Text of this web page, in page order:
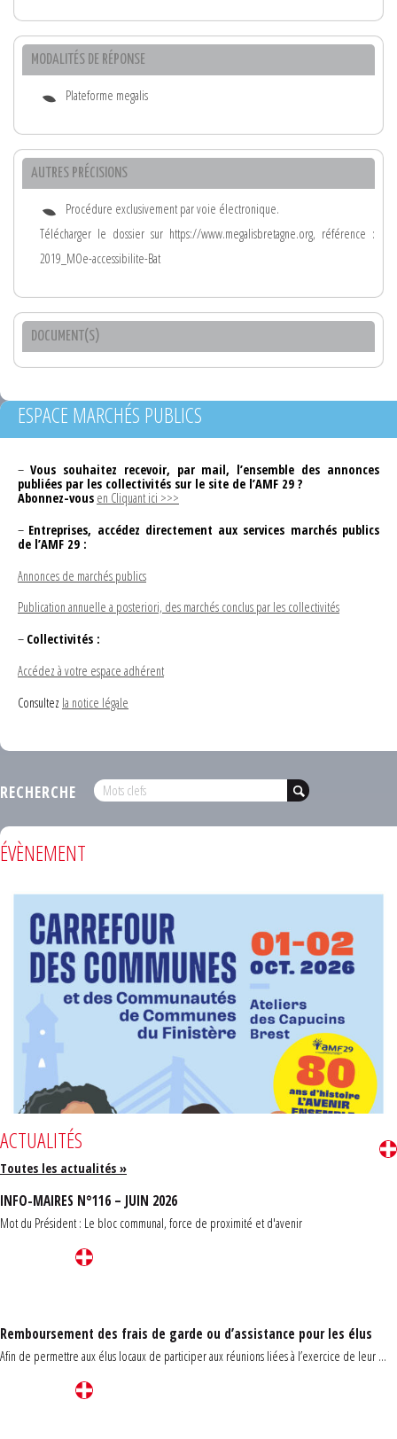
MODALITÉS DE RÉPONSE
Plateforme megalis
AUTRES PRÉCISIONS
Procédure exclusivement par voie électronique.
Télécharger le dossier sur https://www.megalisbretagne.org, référence :
2019_MOe-accessibilite-Bat
DOCUMENT(S)
ESPACE MARCHÉS PUBLICS
– Vous souhaitez recevoir, par mail, l’ensemble des annonces
publiées par les collectivités sur le site de l’AMF 29 ?
Abonnez-vous en Cliquant ici >>>
– Entreprises, accédez directement aux services marchés publics
de l’AMF 29 :
Annonces de marchés publics
Publication annuelle a posteriori, des marchés conclus par les collectivités
– Collectivités :
Accédez à votre espace adhérent
Consultez la notice légale
RECHERCHE
ÉVÈNEMENT
ACTUALITÉS
Toutes les actualités »
INFO-MAIRES N°116 – JUIN 2026
Mot du Président : Le bloc communal, force de proximité et d'avenir
Remboursement des frais de garde ou d’assistance pour les élus
Afin de permettre aux élus locaux de participer aux réunions liées à l’exercice de leur ...